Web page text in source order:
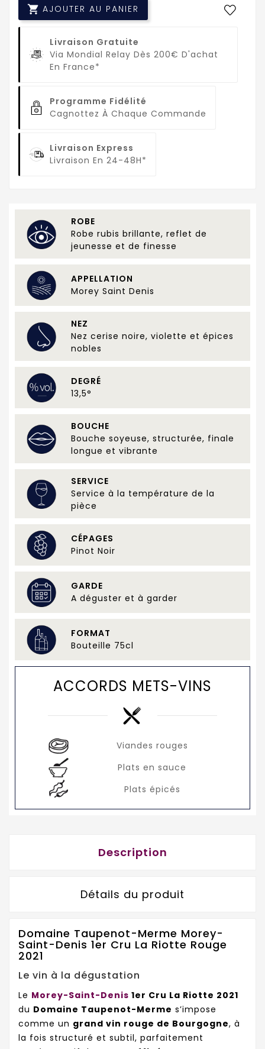
 AJOUTER AU PANIER
Livraison Gratuite
Via Mondial Relay Dès 200€ D'achat
En France*
Programme Fidélité
Cagnottez À Chaque Commande
Livraison Express
Livraison En 24-48H*
ROBE
Robe rubis brillante, reflet de
jeunesse et de finesse
APPELLATION
Morey Saint Denis
NEZ
Nez cerise noire, violette et épices
nobles
DEGRÉ
13,5°
BOUCHE
Bouche soyeuse, structurée, finale
longue et vibrante
SERVICE
Service à la température de la
pièce
CÉPAGES
Pinot Noir
GARDE
A déguster et à garder
FORMAT
Bouteille 75cl
ACCORDS METS-VINS
Viandes rouges
Plats en sauce
Plats épicés
Description
Détails du produit
Domaine Taupenot-Merme Morey-
Saint-Denis 1er Cru La Riotte Rouge
2021
Le vin à la dégustation
Le Morey-Saint-Denis 1er Cru La Riotte 2021
du Domaine Taupenot-Merme s’impose
comme un grand vin rouge de Bourgogne, à
la fois structuré et subtil, parfaitement